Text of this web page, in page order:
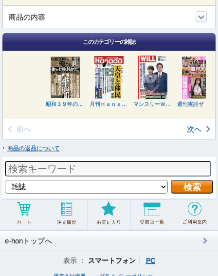
商品の内容
このカテゴリーの雑誌
前へ 次へ
商品の返品について
e-honトップへ
表示 ： スマートフォン PC